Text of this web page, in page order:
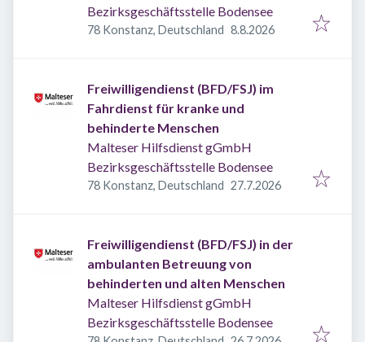
Bezirksgeschäftsstelle Bodensee
78 Konstanz, Deutschland Veröffentlicht
8.8.2026
Freiwilligendienst (BFD/FSJ) im
Fahrdienst für kranke und
behinderte Menschen
Malteser Hilfsdienst gGmbH
Bezirksgeschäftsstelle Bodensee
78 Konstanz, Deutschland Veröffentlicht
27.7.2026
Freiwilligendienst (BFD/FSJ) in der
ambulanten Betreuung von
behinderten und alten Menschen
Malteser Hilfsdienst gGmbH
Bezirksgeschäftsstelle Bodensee